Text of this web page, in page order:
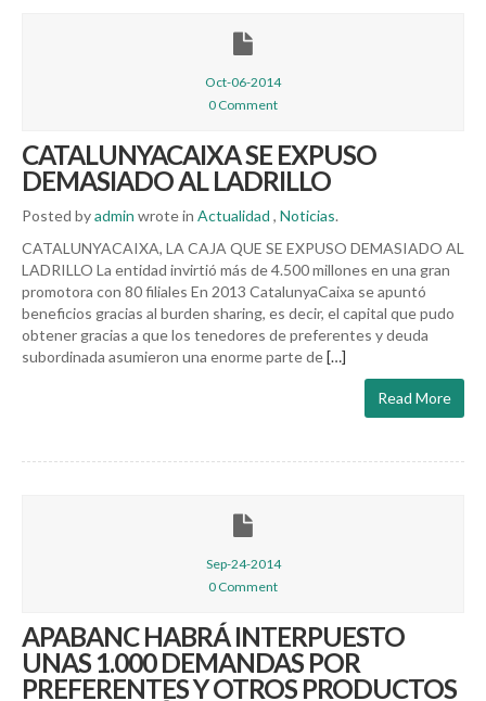
Oct-06-2014
0 Comment
CATALUNYACAIXA SE EXPUSO
DEMASIADO AL LADRILLO
Posted byadmin wrote in Actualidad , Noticias.
CATALUNYACAIXA, LA CAJA QUE SE EXPUSO DEMASIADO AL
LADRILLO La entidad invirtió más de 4.500 millones en una gran
promotora con 80 filiales En 2013 CatalunyaCaixa se apuntó
beneficios gracias al burden sharing, es decir, el capital que pudo
obtener gracias a que los tenedores de preferentes y deuda
subordinada asumieron una enorme parte de[…]
Read More
Sep-24-2014
0 Comment
APABANC HABRÁ INTERPUESTO
UNAS 1.000 DEMANDAS POR
PREFERENTES Y OTROS PRODUCTOS